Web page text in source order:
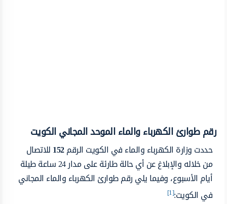
رقم طوارئ الكهرباء والماء الموحد المجاني الكويت
حددت وزارة الكهرباء والماء في الكويت الرقم152للاتصال
من خلاله والإبلاغ عن أي حالة طارئة على مدار 24 ساعة طيلة
أيام الأسبوع، وفيما يلي رقم طوارئ الكهرباء والماء المجاني
في الكويت:[1]